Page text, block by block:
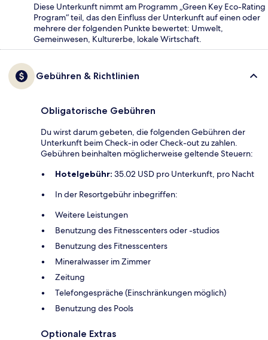
Diese Unterkunft nimmt am Programm „Green Key Eco-Rating
Program“ teil, das den Einfluss der Unterkunft auf einen oder
mehrere der folgenden Punkte bewertet: Umwelt,
Gemeinwesen, Kulturerbe, lokale Wirtschaft.
Gebühren & Richtlinien
Obligatorische Gebühren
Du wirst darum gebeten, die folgenden Gebühren der
Unterkunft beim Check-in oder Check-out zu zahlen.
Gebühren beinhalten möglicherweise geltende Steuern:
Hotelgebühr: 35.02 USD pro Unterkunft, pro Nacht
In der Resortgebühr inbegriffen:
Weitere Leistungen
Benutzung des Fitnesscenters oder -studios
Benutzung des Fitnesscenters
Mineralwasser im Zimmer
Zeitung
Telefongespräche (Einschränkungen möglich)
Benutzung des Pools
Optionale Extras